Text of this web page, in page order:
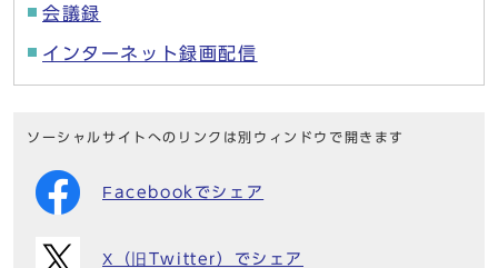
会議録
インターネット録画配信
ソーシャルサイトへのリンクは別ウィンドウで開きます
Facebookでシェア
X（旧Twitter）でシェア